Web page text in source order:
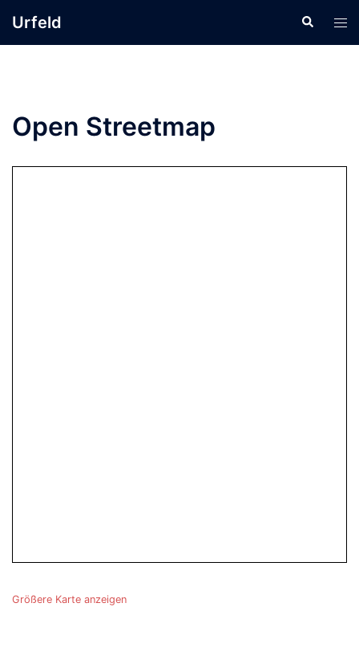
InhaltUrfeld Suche
Open Streetmap
Größere Karte anzeigen